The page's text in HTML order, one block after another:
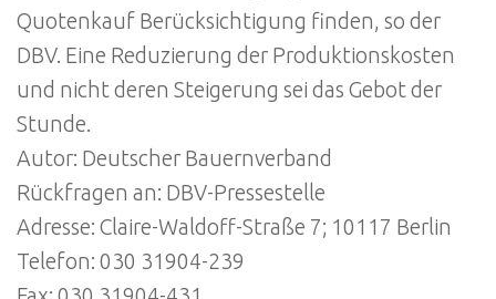
Quotenkauf Berücksichtigung finden, so der
DBV. Eine Reduzierung der Produktionskosten
und nicht deren Steigerung sei das Gebot der
Stunde.
Autor: Deutscher Bauernverband
Rückfragen an: DBV-Pressestelle
Adresse: Claire-Waldoff-Straße 7; 10117 Berlin
Telefon: 030 31904-239